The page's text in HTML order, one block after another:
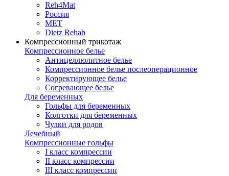
Reh4Mat
Россия
МЕТ
Dietz Rehab
Компрессионный трикотаж
Компрессионное белье
Антицеллюлитное белье
Компрессионное белье послеоперационное
Корректирующее белье
Согревающее белье
Для беременных
Гольфы для беременных
Колготки для беременных
Чулки для родов
Лечебный
Компрессионные гольфы
I класс компрессии
II класс компрессии
III класс компрессии